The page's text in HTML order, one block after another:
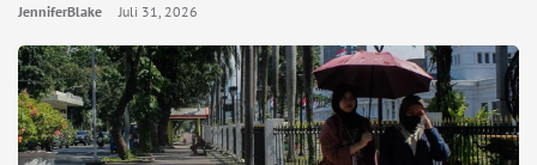
JenniferBlake Juli 31, 2026